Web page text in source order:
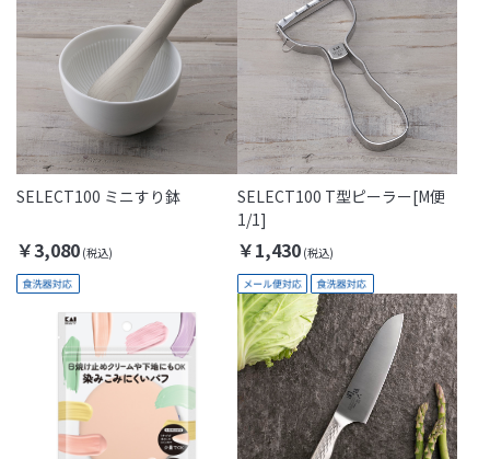
SELECT100 ミニすり鉢
￥3,080
SELECT100 T型ピーラー[M便
1/1]
￥1,430